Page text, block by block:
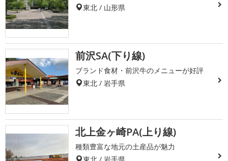
東北 / 山形県
前沢SA(下り線)
ブランド食材・前沢牛のメニューが好評
東北 / 岩手県
北上金ヶ崎PA(上り線)
種類豊富な地元の土産品が魅力
東北 / 岩手県